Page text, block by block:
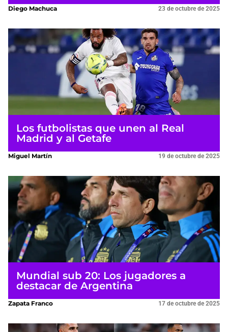
Diego Machuca 23 de octubre de 2025
Los futbolistas que unen al Real
Madrid y al Getafe
Miguel Martín 19 de octubre de 2025
Mundial sub 20: Los jugadores a
destacar de Argentina
Zapata Franco 17 de octubre de 2025